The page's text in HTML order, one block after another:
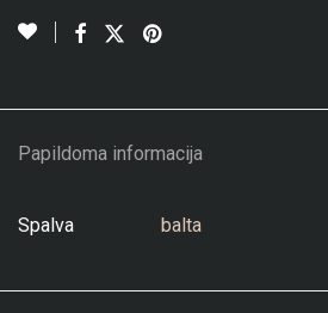
Papildoma informacija
Spalva balta